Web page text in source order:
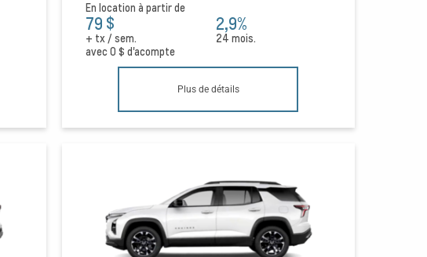
En location à partir de
79 $
+ tx / sem.
2,9%
24 mois.
avec 0 $ d'acompte
Plus de détails